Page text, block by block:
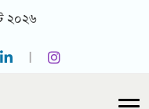
২০২৬